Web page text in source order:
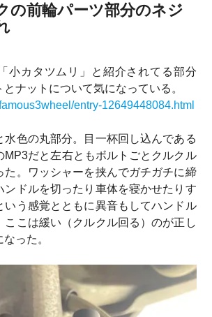
の前輪パーツ部分のネジ
小カタツムリ」と紹介されてる部分
ナットについて気になっている。
entry-12649448084.html
水色の丸部分。目一杯回し込んである
MP3だと左右ともボルトごとクルクル
た。ワッシャーを挟んでガチガチに締
ンドルを切ったり車体を寝かせたりす
いう感覚とともに異音もしてハンドル
ここは緩い（クルクル回る）のが正し
った。